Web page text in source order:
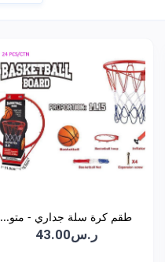
طقم كرة سلة جداري - متو...
ر.س43.00